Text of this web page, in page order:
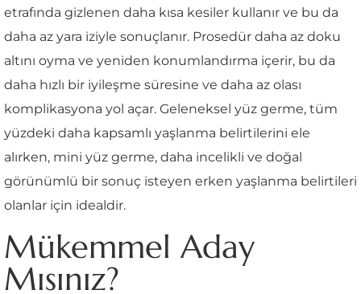
etrafında gizlenen daha kısa kesiler kullanır ve bu da
daha az yara iziyle sonuçlanır. Prosedür daha az doku
altını oyma ve yeniden konumlandırma içerir, bu da
daha hızlı bir iyileşme süresine ve daha az olası
komplikasyona yol açar. Geleneksel yüz germe, tüm
yüzdeki daha kapsamlı yaşlanma belirtilerini ele
alırken, mini yüz germe, daha incelikli ve doğal
görünümlü bir sonuç isteyen erken yaşlanma belirtileri
olanlar için idealdir.
Mükemmel Aday
Mısınız?